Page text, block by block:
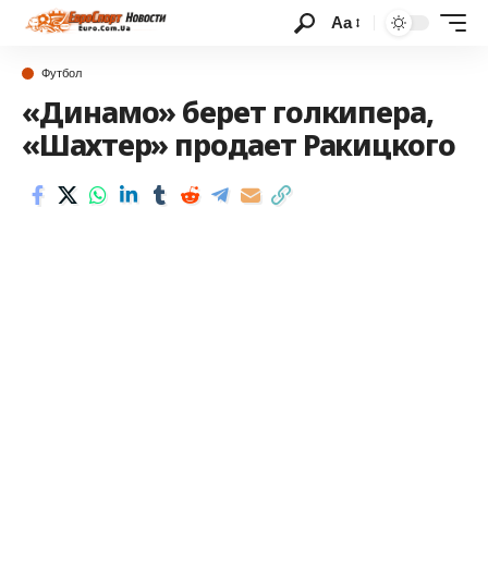
Аа
Футбол
«Динамо» берет голкипера,
«Шахтер» продает Ракицкого